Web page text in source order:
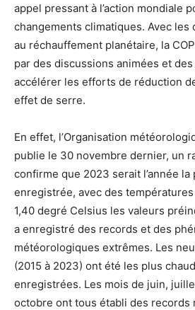
appel pressant à l’action mondiale
changements climatiques. Avec les
au réchauffement planétaire, la
par des discussions animées et
accélérer les efforts de réduction
effet de serre.
En effet, l’Organisation
publie le 30 novembre dernier, un
confirme que 2023 serait l’année la
enregistrée, avec des températures
1,40 degré Celsius les valeurs
a enregistré des records et des
météorologiques extrêmes. Les
(2015 à 2023) ont été les plus
enregistrées. Les mois de juin,
octobre ont tous établi des records